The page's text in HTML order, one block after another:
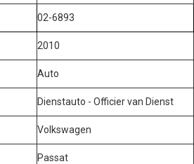
02-6893
2010
Auto
Dienstauto - Officier van Dienst
Volkswagen
Passat